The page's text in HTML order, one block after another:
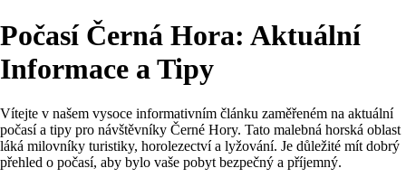
Počasí Černá Hora: Aktuální
Informace a Tipy
Vítejte v našem vysoce informativním článku zaměřeném na aktuální
počasí a tipy pro návštěvníky Černé Hory. Tato malebná horská oblast
láká milovníky turistiky, horolezectví a lyžování. Je důležité mít dobrý
přehled o počasí, aby bylo vaše pobyt bezpečný a příjemný.